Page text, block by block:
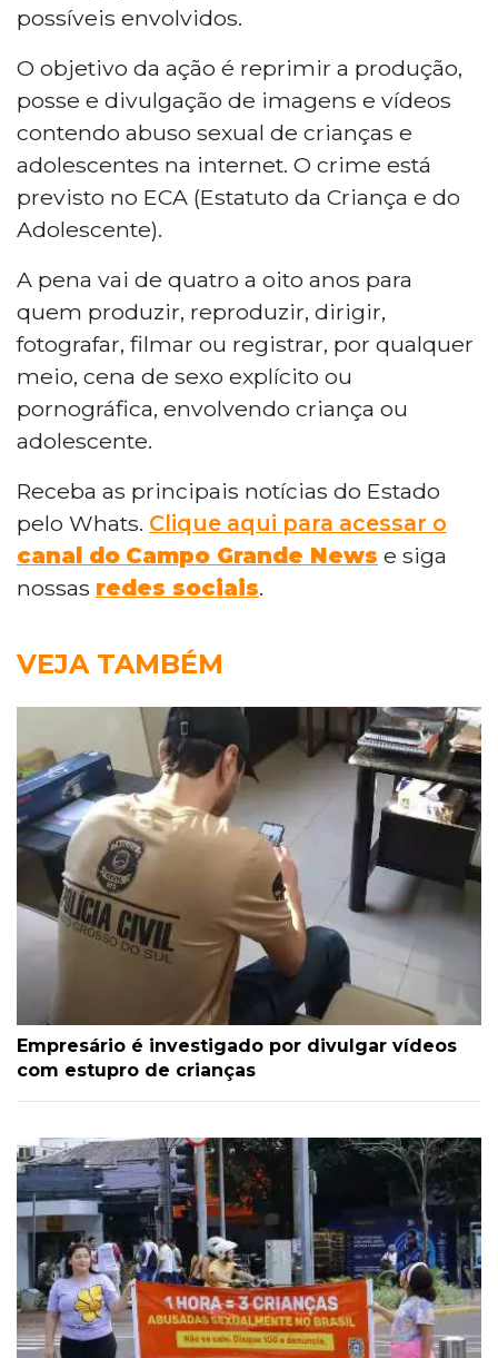
possíveis envolvidos.
O objetivo da ação é reprimir a produção,
posse e divulgação de imagens e vídeos
contendo abuso sexual de crianças e
adolescentes na internet. O crime está
previsto no ECA (Estatuto da Criança e do
Adolescente).
A pena vai de quatro a oito anos para
quem produzir, reproduzir, dirigir,
fotografar, filmar ou registrar, por qualquer
meio, cena de sexo explícito ou
pornográfica, envolvendo criança ou
adolescente.
Receba as principais notícias do Estado
pelo Whats. Clique aqui para acessar o
canal do Campo Grande News e siga
nossas redes sociais.
VEJA TAMBÉM
Empresário é investigado por divulgar vídeos
com estupro de crianças